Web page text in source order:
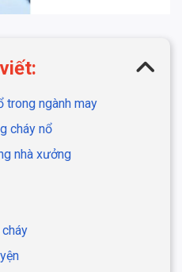
trong ngành may
cháy nổ
nhà xưởng